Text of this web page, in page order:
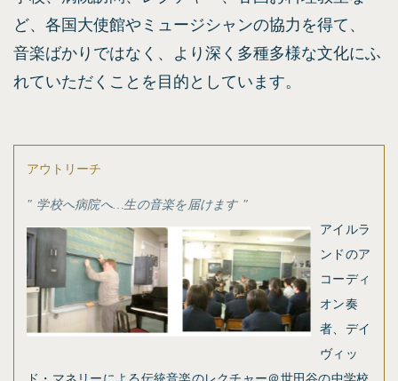
ど、各国大使館やミュージシャンの協力を得て、
音楽ばかりではなく、より深く多種多様な文化にふ
れていただくことを目的としています。
アウトリーチ
学校へ病院へ…生の音楽を届けます
アイルラ
ンドのア
コーディ
オン奏
者、デイ
ヴィッ